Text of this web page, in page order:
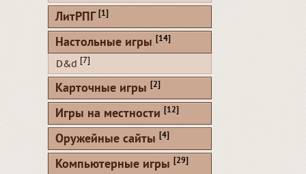
ЛитРПГ [1]
Настольные игры [14]
D&d [7]
Карточные игры [2]
Игры на местности [12]
Оружейные сайты [4]
Компьютерные игры [29]